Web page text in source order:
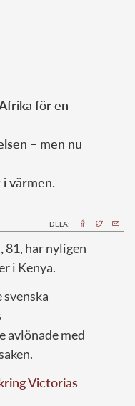
för en
– men nu
värmen.
DELA:
81, har nyligen
i Kenya.
avlönade med
Victorias